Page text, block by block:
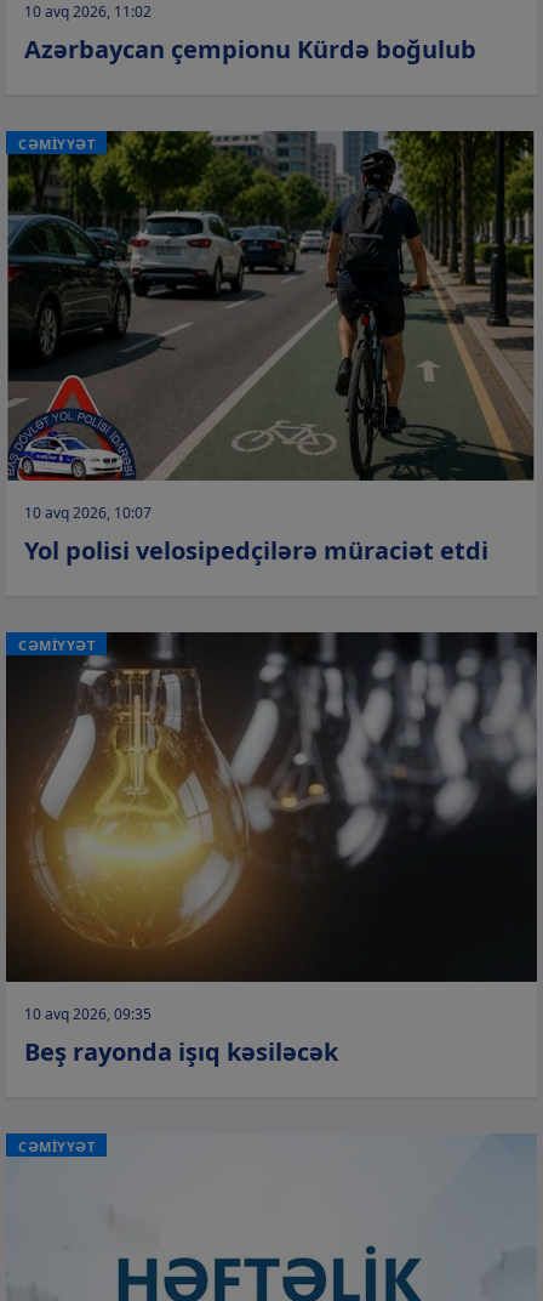
10 avq 2026, 11:02
Azərbaycan çempionu Kürdə boğulub
CƏMİYYƏT
10 avq 2026, 10:07
Yol polisi velosipedçilərə müraciət etdi
CƏMİYYƏT
10 avq 2026, 09:35
Beş rayonda işıq kəsiləcək
CƏMİYYƏT